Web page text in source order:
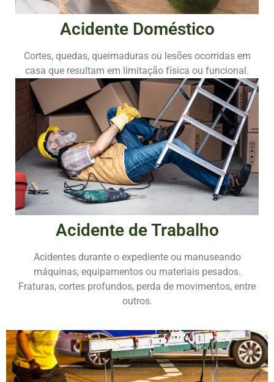
Acidente Doméstico
Cortes, quedas, queimaduras ou lesões ocorridas em
casa que resultam em limitação física ou funcional.
Acidente de Trabalho
Acidentes durante o expediente ou manuseando
máquinas, equipamentos ou materiais pesados.
Fraturas, cortes profundos, perda de movimentos, entre
outros.